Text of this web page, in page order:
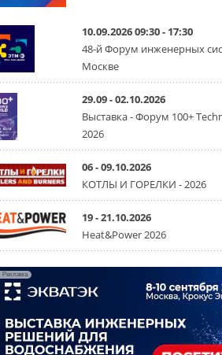
иностранных инверторов
28 июля 2026 года Федеральная
комиссия по связи США (FCC)
свой специальный перечень
31 ИЮЛЯ 2026
Уже через месяц в России
можно будет
солнечные панели в МКД
С 1 сентября снимается запрет
микрогенерацию в
30 ИЮЛЯ 2026
Канальные вентиляторы
двигателями Sysimple TRS
Poti
прямоугольный канальный ...
30 ИЮЛЯ 2026
Краска для окон: как
растрескается после
зимы
Частые вопросы о краске для
10.09.2026 09:30 - 17:30
48-й Форум инженерных
Москве
29.09 - 02.10.2026
Выставка - Форум 100+
2026
06 - 09.10.2026
КОТЛЫ И ГОРЕЛКИ - 2026
19 - 21.10.2026
Heat&Power 2026
Реклама